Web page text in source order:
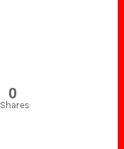
0
Shares